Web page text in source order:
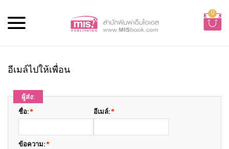
0
อีเมล์ไปให้เพื่อน
ผู้ส่ง:
*
ชื่อ: *
อีเมล์:
*
ข้อความ: